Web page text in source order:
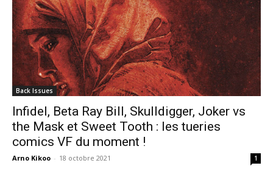
Back Issues
Infidel, Beta Ray Bill, Skulldigger, Joker vs
the Mask et Sweet Tooth : les tueries
comics VF du moment !
Arno Kikoo - 18 octobre 2021 1